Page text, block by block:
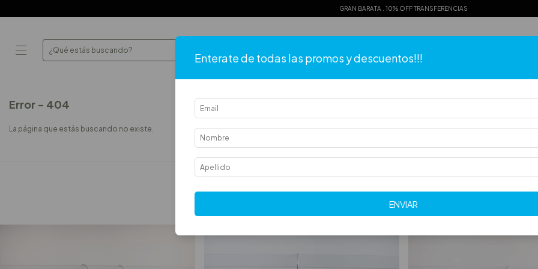
GRAN BARATA . 10% OFF TRANSFERENCIAS
Error - 404
La página que estás buscando no existe.
Quizás te interesen los siguientes productos.
Enterate de todas las promos y descuentos!!!
ENVIAR